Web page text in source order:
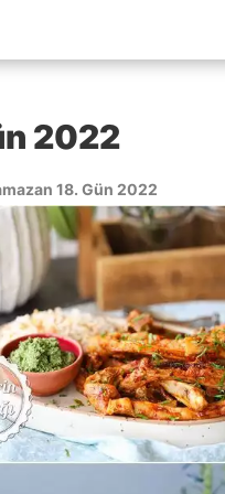
2022
18. Gün 2022